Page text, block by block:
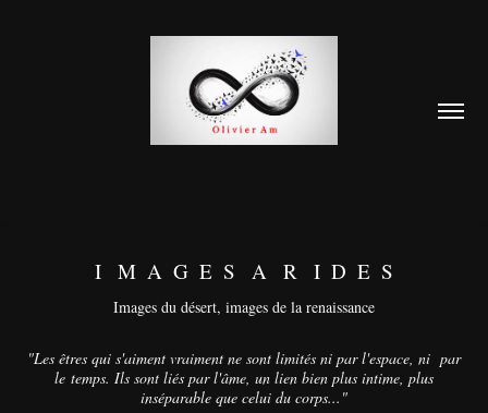
I   M  A  G  E  S   A   R   I  D  E  S
Images du désert, images de la renaissance
"Les êtres qui s'aiment vraiment ne sont limités ni par l'espace, ni par
le temps. Ils sont liés par l'âme, un lien bien plus intime, plus
inséparable que celui du corps..."